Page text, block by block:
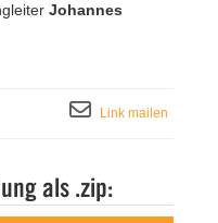
Johannes
Link mailen
als .zip: